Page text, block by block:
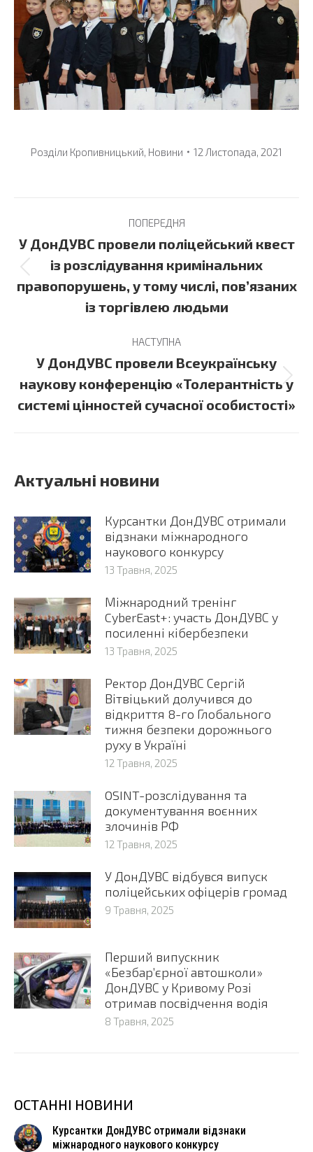
Розділи Кропивницький, Новини 12 Листопада, 2021
navigation
ПОПЕРЕДНЯ
Previous
post:
У ДонДУВС провели поліцейський квест
із розслідування кримінальних
правопорушень, у тому числі, пов’язаних
із торгівлею людьми
НАСТУПНА
Next
У ДонДУВС провели Всеукраїнську
наукову конференцію «Толерантність у
системі цінностей сучасної особистості»
Актуальні новини
Курсантки ДонДУВС отримали
відзнаки міжнародного
наукового конкурсу
13 Травня, 2025
Міжнародний тренінг
CyberEast+: участь ДонДУВС у
посиленні кібербезпеки
13 Травня, 2025
Ректор ДонДУВС Сергій
Вітвіцький долучився до
відкриття 8-го Глобального
тижня безпеки дорожнього
руху в Україні
12 Травня, 2025
OSINT-розслідування та
документування воєнних
злочинів РФ
12 Травня, 2025
У ДонДУВС відбувся випуск
поліцейських офіцерів громад
9 Травня, 2025
Перший випускник
«Безбар’єрної автошколи»
ДонДУВС у Кривому Розі
отримав посвідчення водія
8 Травня, 2025
ОСТАННІ НОВИНИ
Курсантки ДонДУВС отримали відзнаки
міжнародного наукового конкурсу